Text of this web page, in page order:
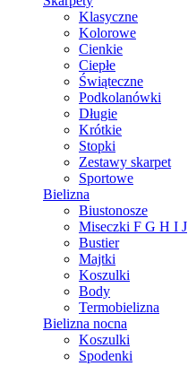
Klasyczne
Kolorowe
Cienkie
Ciepłe
Świąteczne
Podkolanówki
Długie
Krótkie
Stopki
Zestawy skarpet
Sportowe
Bielizna
Biustonosze
Miseczki F G H I J
Bustier
Majtki
Koszulki
Body
Termobielizna
Bielizna nocna
Koszulki
Spodenki